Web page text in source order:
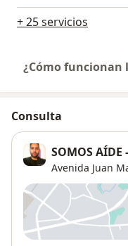
+ 25 servicios
¿Cómo funcionan
Consulta
SOMOS
Avenida Juan